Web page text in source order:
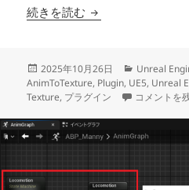
続きを読む 【UE5.4.4】
投
稿
日:
2025年10月26日
カ
テ
ゴ
Unreal
AnimToTexture, Plugin, UE5, Unreal
Texture, プラグイン 【UE5.4.4
コメントを